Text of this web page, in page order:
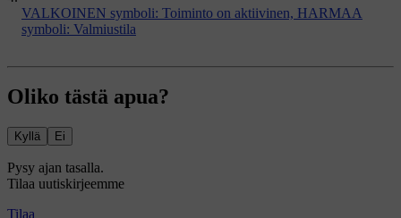
VALKOINEN symboli: Toiminto on aktiivinen, HARMAA
symboli: Valmiustila
Oliko tästä apua?
Kyllä Ei